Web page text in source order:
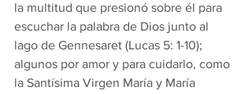
la multitud que presionó sobre él para
escuchar la palabra de Dios junto al
lago de Gennesaret (Lucas 5: 1-10);
algunos por amor y para cuidarlo, como
la Santísima Virgen María y María